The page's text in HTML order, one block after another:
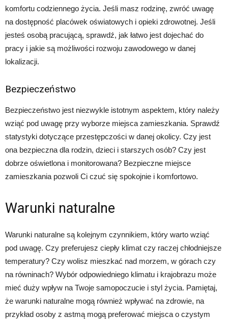
komfortu codziennego życia. Jeśli masz rodzinę, zwróć uwagę
na dostępność placówek oświatowych i opieki zdrowotnej. Jeśli
jesteś osobą pracującą, sprawdź, jak łatwo jest dojechać do
pracy i jakie są możliwości rozwoju zawodowego w danej
lokalizacji.
Bezpieczeństwo
Bezpieczeństwo jest niezwykle istotnym aspektem, który należy
wziąć pod uwagę przy wyborze miejsca zamieszkania. Sprawdź
statystyki dotyczące przestępczości w danej okolicy. Czy jest
ona bezpieczna dla rodzin, dzieci i starszych osób? Czy jest
dobrze oświetlona i monitorowana? Bezpieczne miejsce
zamieszkania pozwoli Ci czuć się spokojnie i komfortowo.
Warunki naturalne
Warunki naturalne są kolejnym czynnikiem, który warto wziąć
pod uwagę. Czy preferujesz ciepły klimat czy raczej chłodniejsze
temperatury? Czy wolisz mieszkać nad morzem, w górach czy
na równinach? Wybór odpowiedniego klimatu i krajobrazu może
mieć duży wpływ na Twoje samopoczucie i styl życia. Pamiętaj,
że warunki naturalne mogą również wpływać na zdrowie, na
przykład osoby z astmą mogą preferować miejsca o czystym